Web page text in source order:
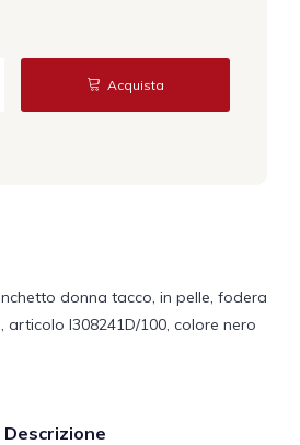
Acquista
donna tacco, in pelle, fodera
, articolo I308241D/100, colore nero
Descrizione